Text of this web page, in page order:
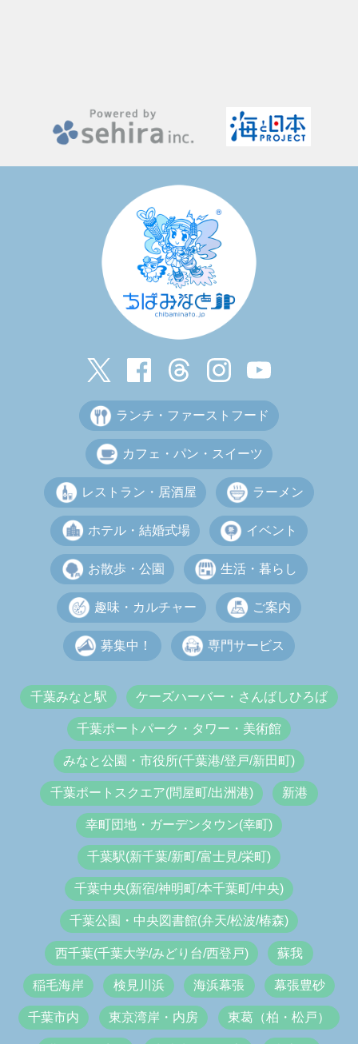
ランチ・ファーストフード
カフェ・パン・スイーツ
レストラン・居酒屋 ラーメン
ホテル・結婚式場 イベント
お散歩・公園 生活・暮らし
趣味・カルチャー ご案内
募集中！ 専門サービス
千葉みなと駅 ケーズハーバー・さんばしひろば
千葉ポートパーク・タワー・美術館
みなと公園・市役所(千葉港/登戸/新田町)
千葉ポートスクエア(問屋町/出洲港) 新港
幸町団地・ガーデンタウン(幸町)
千葉駅(新千葉/新町/富士見/栄町)
千葉中央(新宿/神明町/本千葉町/中央)
千葉公園・中央図書館(弁天/松波/椿森)
西千葉(千葉大学/みどり台/西登戸) 蘇我
稲毛海岸 検見川浜 海浜幕張 幕張豊砂
千葉市内 東京湾岸・内房 東葛（柏・松戸）